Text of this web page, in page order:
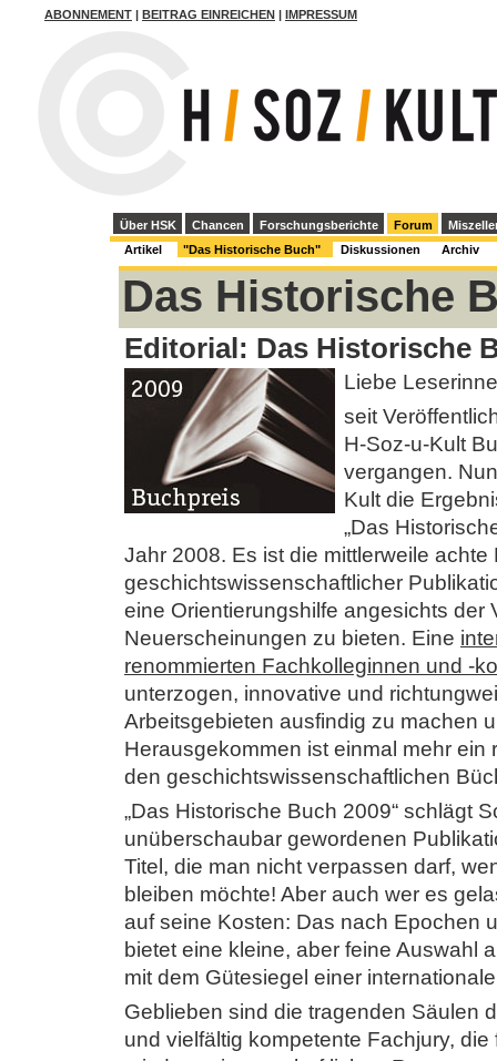
ABONNEMENT BEITRAG EINREICHEN IMPRESSUM
Über HSK Chancen Forschungsberichte Forum
Artikel
"Das Historische Buch" Diskussionen Archiv
Das Historische
Editorial: Das Historische
Liebe
seit
H-Soz-u-Kult
vergangen.
Kult die
„Das
Jahr 2008. Es ist die mittlerweile
geschichtswissenschaftlicher
eine Orientierungshilfe angesichts der
Neuerscheinungen zu bieten. Eine
renommierten Fachkolleginnen und -
unterzogen, innovative und
Arbeitsgebieten ausfindig zu machen
Herausgekommen ist einmal mehr
den geschichtswissenschaftlichen
„Das Historische Buch 2009“ schlägt
unüberschaubar gewordenen
Titel, die man nicht verpassen darf,
bleiben möchte! Aber auch wer es
auf seine Kosten: Das nach Epochen
bietet eine kleine, aber feine Auswahl
mit dem Gütesiegel einer
Geblieben sind die tragenden Säulen
und vielfältig kompetente Fachjury,